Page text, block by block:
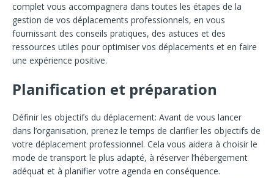
complet vous accompagnera dans toutes les étapes de la
gestion de vos déplacements professionnels, en vous
fournissant des conseils pratiques, des astuces et des
ressources utiles pour optimiser vos déplacements et en faire
une expérience positive.
Planification et préparation
Définir les objectifs du déplacement: Avant de vous lancer
dans l’organisation, prenez le temps de clarifier les objectifs de
votre déplacement professionnel. Cela vous aidera à choisir le
mode de transport le plus adapté, à réserver l’hébergement
adéquat et à planifier votre agenda en conséquence.